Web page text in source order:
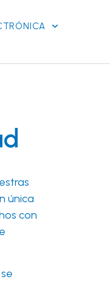
única
con